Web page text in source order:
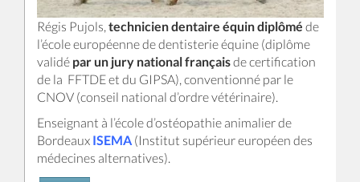
Régis Pujols, technicien dentaire équin diplômé de
l’école européenne de dentisterie équine (diplôme
validé par un jury national françaisde certification
de la FFTDE et du GIPSA), conventionné par le
CNOV (conseil national d’ordre vétérinaire).
Enseignant à l’école d’ostéopathie animalier de
BordeauxISEMA(Institut supérieur européen des
médecines alternatives).